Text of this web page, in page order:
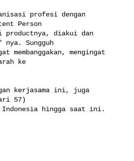
profesi dengan
Person
productnya, diakui dan
Sungguh
membanggakan, mengingat
ke
kerjasama ini, juga
57)
Indonesia hingga saat ini.